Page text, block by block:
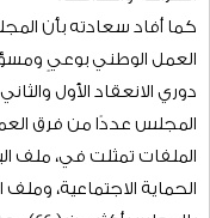
سامية تمثلت في، " قانون
الإعلام" ، “قانون
“قانون تنظيم نقل وزراعة
المالي “، و” قانون الضريبة
الاقتصادية الخاصة
مكافحة الاتجار بالبشر"